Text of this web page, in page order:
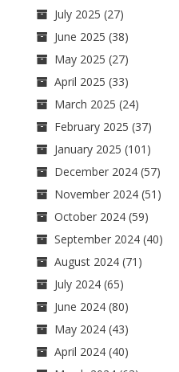
July 2025 (27)
June 2025 (38)
May 2025 (27)
April 2025 (33)
March 2025 (24)
February 2025 (37)
January 2025 (101)
December 2024(57)
November 2024(51)
October 2024(59)
September 2024(40)
August 2024(71)
July 2024(65)
June 2024(80)
May 2024(43)
April 2024(40)